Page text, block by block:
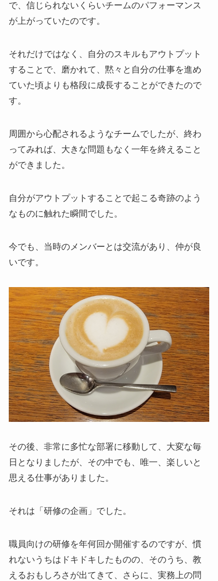
で、信じられないくらいチームのパフォーマンス
が上がっていたのです。
それだけではなく、自分のスキルもアウトプット
することで、磨かれて、黙々と自分の仕事を進め
ていた頃よりも格段に成長することができたので
す。
周囲から心配されるようなチームでしたが、終わ
ってみれば、大きな問題もなく一年を終えること
ができました。
自分がアウトプットすることで起こる奇跡のよう
なものに触れた瞬間でした。
今でも、当時のメンバーとは交流があり、仲が良
いです。
その後、非常に多忙な部署に移動して、大変な毎
日となりましたが、その中でも、唯一、楽しいと
思える仕事がありました。
それは「研修の企画」でした。
職員向けの研修を年何回か開催するのですが、慣
れないうちはドキドキしたものの、そのうち、教
えるおもしろさが出てきて、さらに、実務上の問